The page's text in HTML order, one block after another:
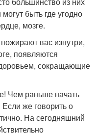
быть где угодно
мозге.
вас изнутри,
появляются
сокращающие
Чем раньше начать
же говорить о
На сегодняшний